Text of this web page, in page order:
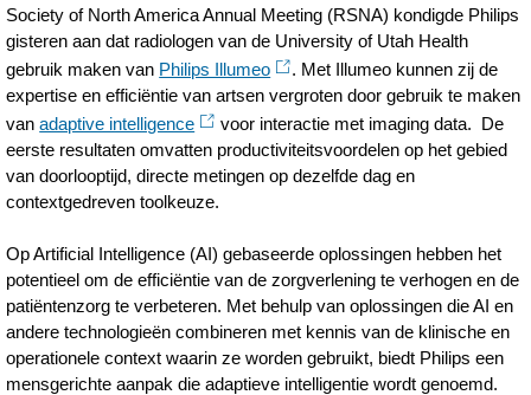
Society of North America Annual Meeting (RSNA) kondigde Philips
gisteren aan dat radiologen van de University of Utah Health
gebruik maken van Philips Illumeo
. Met Illumeo kunnen zij de
expertise en efficiëntie van artsen vergroten door gebruik te maken
vanadaptive intelligence
voor interactie met imaging data. De
eerste resultaten omvatten productiviteitsvoordelen op het gebied
van doorlooptijd, directe metingen op dezelfde dag en
contextgedreven toolkeuze.
Op Artificial Intelligence (AI) gebaseerde oplossingen hebben het
potentieel om de efficiëntie van de zorgverlening te verhogen en de
patiëntenzorg te verbeteren. Met behulp van oplossingen die AI en
andere technologieën combineren met kennis van de klinische en
operationele context waarin ze worden gebruikt, biedt Philips een
mensgerichte aanpak die adaptieve intelligentie wordt genoemd.